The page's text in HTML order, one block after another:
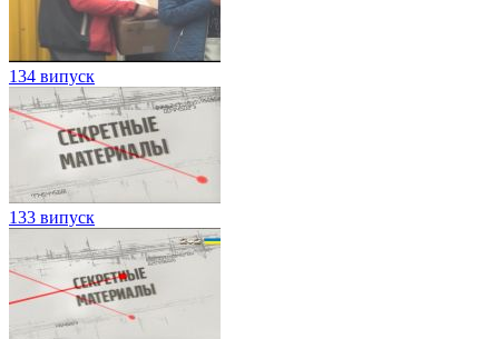
134 випуск
133 випуск